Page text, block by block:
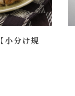
分け規